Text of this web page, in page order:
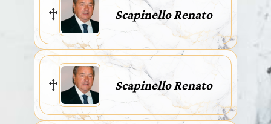
Scapinello Renato
Scapinello Renato